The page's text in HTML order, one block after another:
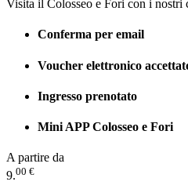
Visita il Colosseo e Fori con i nostri
Conferma per email
Voucher elettronico
Ingresso prenotato
Mini APP Colosseo e Fori
A partire da
9.00 €